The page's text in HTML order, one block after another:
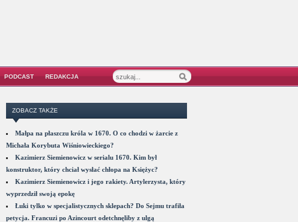
PODCAST REDAKCJA
ZOBACZ TAKŻE
Małpa na płaszczu króla w 1670. O co chodzi w żarcie z
Michała Korybuta Wiśniowieckiego?
Kazimierz Siemienowicz w serialu 1670. Kim był
konstruktor, który chciał wysłać chłopa na Księżyc?
Kazimierz Siemienowicz i jego rakiety. Artylerzysta, który
wyprzedził swoją epokę
Łuki tylko w specjalistycznych sklepach? Do Sejmu trafiła
petycja. Francuzi po Azincourt odetchnęliby z ulgą